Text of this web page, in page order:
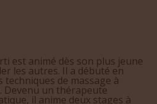
est animé dès son plus jeune
les autres. Il a débuté en
de massage à
Devenu un thérapeute
il anime deux stages à